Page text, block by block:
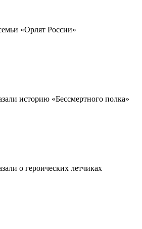
«Орлят России»
историю «Бессмертного полка»
о героических летчиках